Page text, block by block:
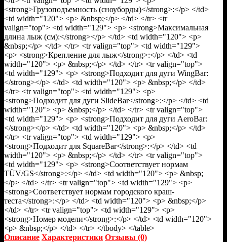
<strong>Грузоподъемность (сноуборды)</strong>:</p> </td>
<td width="120"> <p> &nbsp;</p> </td> </tr> <tr
valign="top"> <td width="129"> <p> <strong>Максимальная
длина лыж (см):</strong></p> </td> <td width="120"> <p>
&nbsp;</p> </td> </tr> <tr valign="top"> <td width="129">
<p> <strong>Крепление для лыж</strong>:</p> </td> <td
width="120"> <p> &nbsp;</p> </td> </tr> <tr valign="top">
<td width="129"> <p> <strong>Подходит для дуги WingBar:
</strong></p> </td> <td width="120"> <p> &nbsp;</p> </td>
</tr> <tr valign="top"> <td width="129"> <p>
<strong>Подходит для дуги SlideBar</strong>:</p> </td> <td
width="120"> <p> &nbsp;</p> </td> </tr> <tr valign="top">
<td width="129"> <p> <strong>Подходит для дуги AeroBar:
</strong></p> </td> <td width="120"> <p> &nbsp;</p> </td>
</tr> <tr valign="top"> <td width="129"> <p>
<strong>Подходит для SquareBar</strong>:</p> </td> <td
width="120"> <p> &nbsp;</p> </td> </tr> <tr valign="top">
<td width="129"> <p> <strong>Соответствует нормам
TÜV/GS</strong>:</p> </td> <td width="120"> <p> &nbsp;
</p> </td> </tr> <tr valign="top"> <td width="129"> <p>
<strong>Соответствует нормам городского краш-
теста</strong>:</p> </td> <td width="120"> <p> &nbsp;</p>
</td> </tr> <tr valign="top"> <td width="129"> <p>
<strong>Номер модели</strong>:</p> </td> <td width="120">
<p> &nbsp;</p> </td> </tr> </tbody> </table>
Описание Характеристики Отзывы (0)